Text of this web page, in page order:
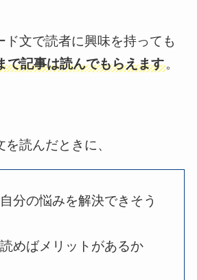
ド文で読者に興味を持っても
で記事は読んでもらえます。
読んだときに、
分の悩みを解決できそう
めばメリットがあるか